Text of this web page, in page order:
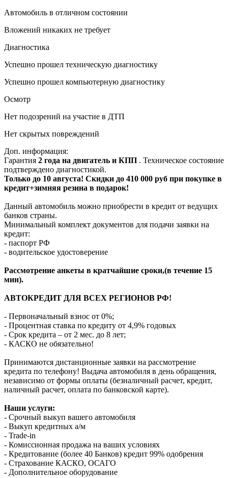
Автомобиль в отличном состоянии
Вложений никаких не требует
Диагностика
Успешно прошел техническую диагностику
Успешно прошел компьютерную диагностику
Осмотр
Нет подозрений на участие в ДТП
Нет скрытых повреждений
Доп. информация:
Гарантия 2 года на двигатель и КПП . Техническое состояние
подтверждено диагностикой.
Только до 10 августа! Скидки до 410 000 руб при покупке в
кредит+зимняя резина в подарок!
Данный автомобиль можно приобрести в кредит от ведущих
банков страны.
Минимальный комплект документов для подачи заявки на
кредит:
- паспорт РФ
- водительское удостоверение
Рассмотрение анкеты в кратчайшие сроки,(в течение 15
мин).
АВТОКРЕДИТ ДЛЯ ВСЕХ РЕГИОНОВ РФ!
- Первоначальный взнос от 0%;
- Процентная ставка по кредиту от 4,9% годовых
- Срок кредита – от 2 мес. до 8 лет;
- КАСКО не обязательно!
Принимаются дистанционные заявки на рассмотрение
кредита по телефону! Выдача автомобиля в день обращения,
независимо от формы оплаты (безналичный расчет, кредит,
наличный расчет, оплата по банковской карте).
Наши услуги:
- Срочный выкуп вашего автомобиля
- Выкуп кредитных а/м
- Trade-in
- Комиссионная продажа на ваших условиях
- Кредитование (более 40 Банков) кредит 99% одобрения
- Страхование КАСКО, ОСАГО
- Дополнительное оборудование